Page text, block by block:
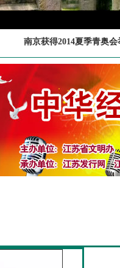
南京获得2014夏季青奥会